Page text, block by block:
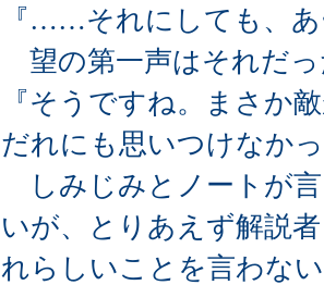
『……それにしても、
望の第一声はそれだ
『そうですね。まさか
だれにも思いつけなか
しみじみとノートが
いが、とりあえず解説
れらしいことを言わな